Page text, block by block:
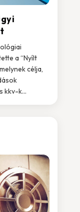
a “Nyílt
célja,
kkv-k...